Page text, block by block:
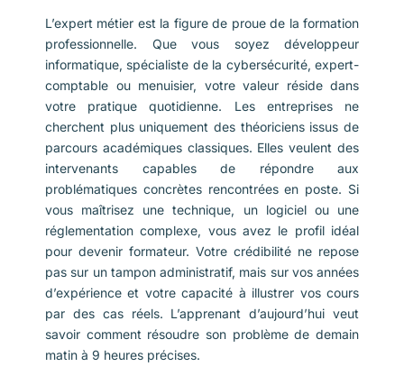
L’expert métier est la figure de proue de la formation
professionnelle. Que vous soyez développeur
informatique, spécialiste de la cybersécurité, expert-
comptable ou menuisier, votre valeur réside dans
votre pratique quotidienne. Les entreprises ne
cherchent plus uniquement des théoriciens issus de
parcours académiques classiques. Elles veulent des
intervenants capables de répondre aux
problématiques concrètes rencontrées en poste. Si
vous maîtrisez une technique, un logiciel ou une
réglementation complexe, vous avez le profil idéal
pour devenir formateur. Votre crédibilité ne repose
pas sur un tampon administratif, mais sur vos années
d’expérience et votre capacité à illustrer vos cours
par des cas réels. L’apprenant d’aujourd’hui veut
savoir comment résoudre son problème de demain
matin à 9 heures précises.